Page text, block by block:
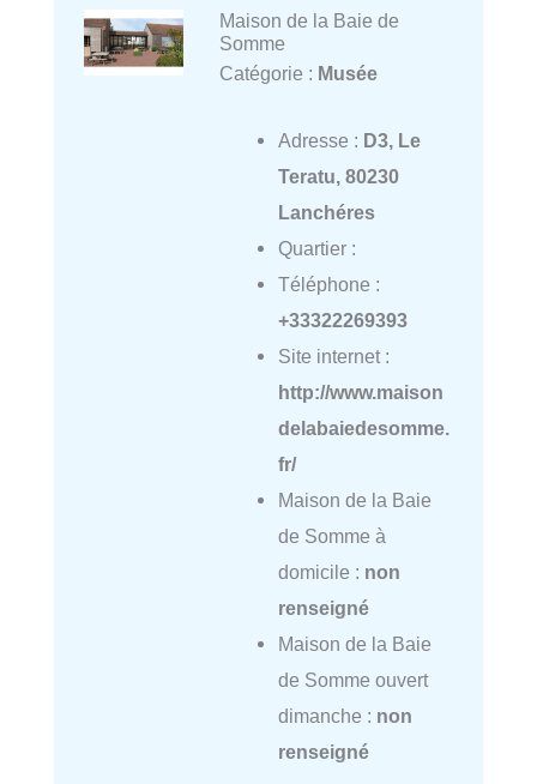
Maison de la Baie de
Somme
Catégorie : Musée
Adresse : D3, Le
Teratu, 80230
Lanchéres
Quartier :
Téléphone :
+33322269393
Site internet :
http://www.maison
delabaiedesomme.
fr/
Maison de la Baie
de Somme à
domicile : non
renseigné
Maison de la Baie
de Somme ouvert
dimanche : non
renseigné